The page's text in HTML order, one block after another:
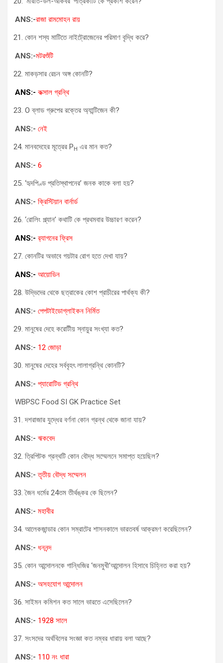
ANS:-রাজা রামমোহন রায়
কোন শস্য মাটিতে নাইট্রোজেনের পরিমাণ বৃদ্ধি করে?
ANS:-মটরশুঁটি
মাকড়সার রেচন অঙ্গ কোনটি?
ANS:- কক্সাল গ্রন্থি
O ব্লাড গ্রুপের রক্তের অ্যান্টিজেন কী?
ANS:- নেই
মানবদেহের মূত্রের PH এর মান কত?
ANS:- 6
‘হৃদপিণ্ড প্রতিস্থাপনের’ জনক কাকে বলা হয়?
ANS:- ক্রিস্টিয়ান বার্নার্ড
‘রোলিং প্ল্যান’ কথাটি কে প্রথমবার উচ্চারণ করেন?
ANS:- র‍্যাগনের ফ্রিস
কোনটির অভাবে গয়টার রোগ হতে দেখা যায়?
ANS:- আয়োডিন
উদ্ভিদের থেকে ছত্রাকের কোশ প্রাচীরের পার্থক্য কী?
ANS:- পেপটাইডোগ্লাইকন নির্মিত
মানুষের দেহে করোটীয় স্নায়ুর সংখ্যা কত?
ANS:- 12 জোড়া
মানুষের দেহের সর্ববৃহৎ লালাগ্রন্থি কোনটি?
ANS:- প্যারোটিড গ্রন্থি
WBPSC Food SI GK Practice Set
দশরাজার যুদ্ধের বর্ণনা কোন গ্রন্থ থেকে জানা যায়?
ANS:- ঋকবেদ
ত্রিপিটক গ্রন্থটি কোন বৌদ্ধ সম্মেলনে সমাপ্ত হয়েছিল?
ANS:- তৃতীয় বৌদ্ধ সম্মেলন
জৈন ধর্মের 24তম তীর্থঙ্কর কে ছিলেন?
ANS:- মহাবীর
আলেকজান্ডার কোন সম্রাটের শাসনকালে ভারতবর্ষ আক্রমণ করেছিলেন?
ANS:- ধননন্দ
কোন আন্দোলনকে গান্ধিজির ‘জনমুখী’আন্দোলন হিসাবে চিহ্নিত করা হয়?
ANS:- অসহযোগ আন্দোলন
সাইমন কমিশন কত সালে ভারতে এসেছিলেন?
ANS:- 1928 সালে
সংসদের অর্থবিলের সংজ্ঞা কত নম্বর ধারায় বলা আছে?
ANS:- 110 নং ধারা